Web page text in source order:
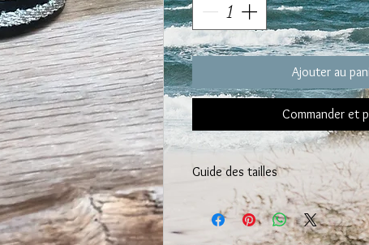
Ajouter au
Commander et
Guide des tailles
CHOISISSEZ la taille de votre
Taille de poignet entre 14 et 16 cm :